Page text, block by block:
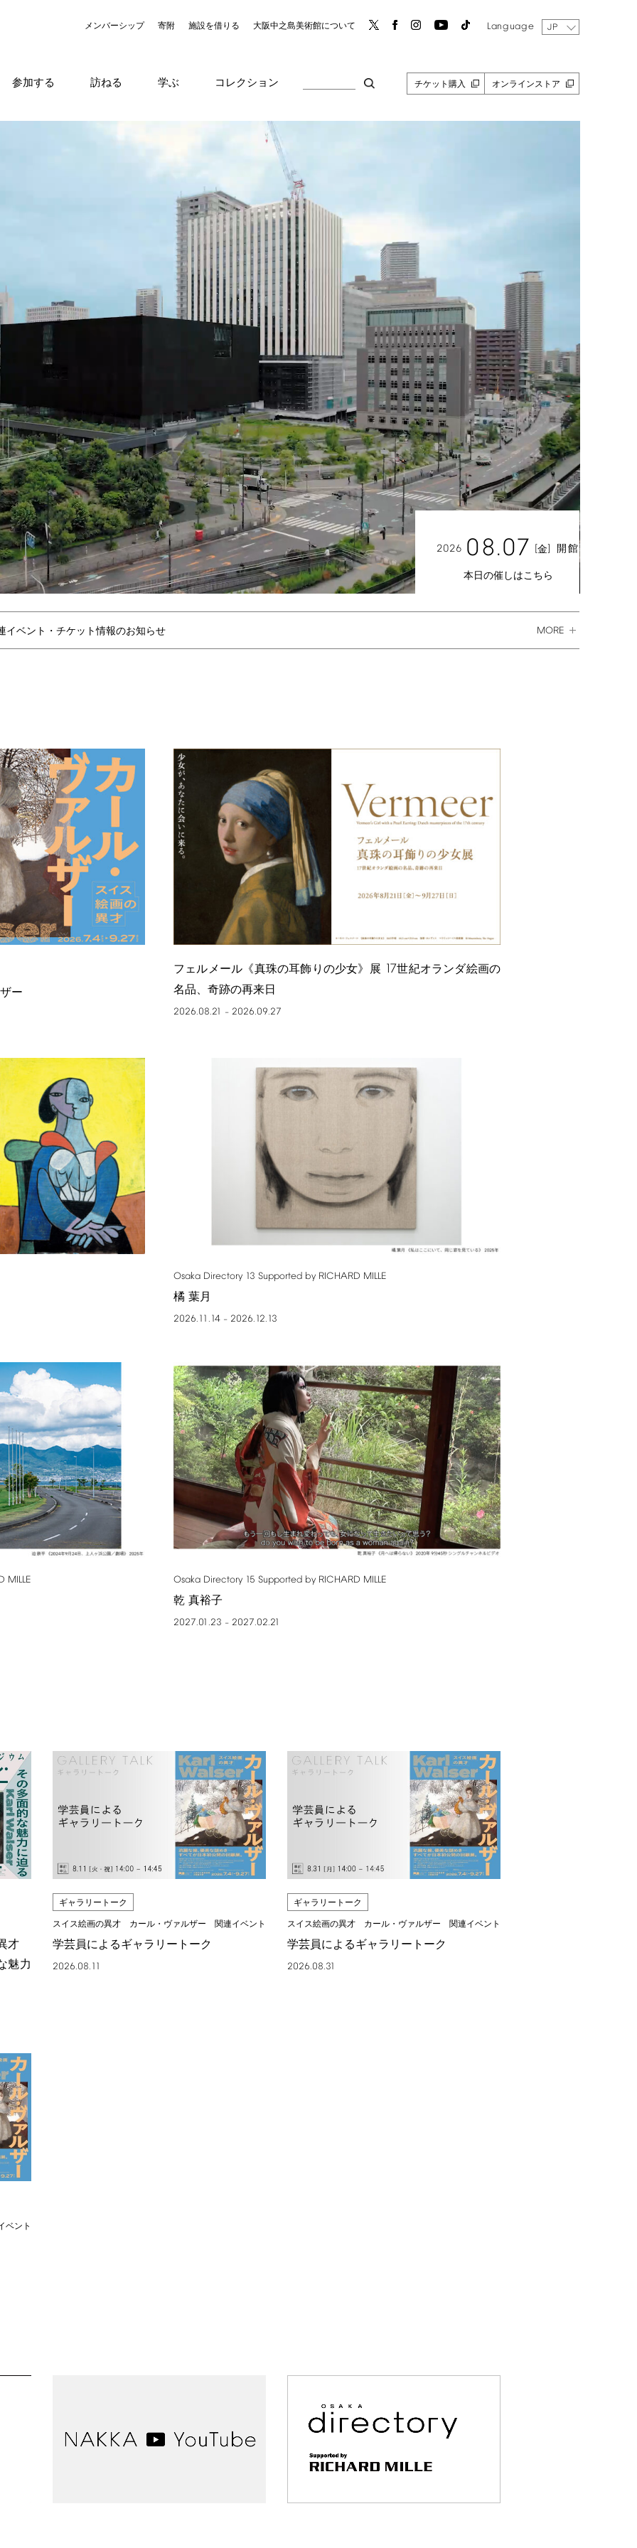
メンバーシップ 寄附 施設を借りる 大阪中之島美術館について Language JP
参加する 訪ねる 学ぶ コレクション チケット購入 オンラインストア
2026 08.07 [金] 開館
本日の催しはこちら
イベント・チケット情報のお知らせ MORE
ー
フェルメール《真珠の耳飾りの少女》展 17世紀オランダ絵画の
名品、奇跡の再来日
2026.08.21 – 2026.09.27
Osaka Directory 13 Supported by RICHARD MILLE
橘 葉月
2026.11.14 – 2026.12.13
MILLE Osaka Directory 15 Supported by RICHARD MILLE
乾 真裕子
2027.01.23 – 2027.02.21
才
魅力
ギャラリートーク
スイス絵画の異才 カール・ヴァルザー 関連イベント
学芸員によるギャラリートーク
2026.08.11
ギャラリートーク
スイス絵画の異才 カール・ヴァルザー 関連イベント
学芸員によるギャラリートーク
2026.08.31
ベント